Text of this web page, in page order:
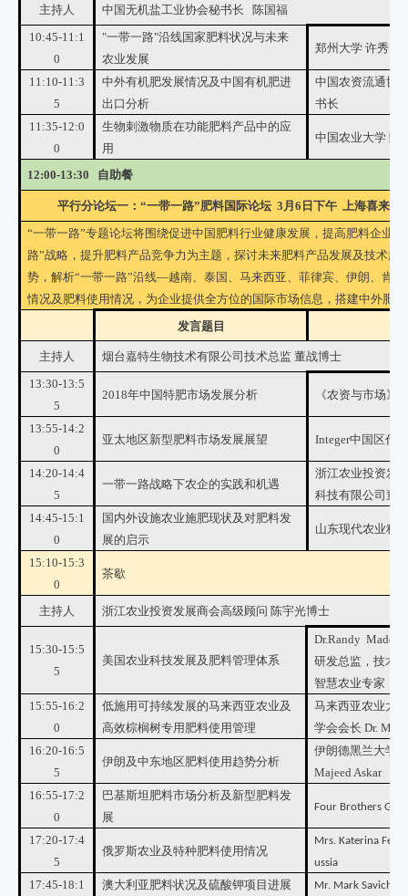
主持人
中国无机盐工业协会秘书长 陈国福
10:45-11:1
0
"一带一路"沿线国家肥料状况与未来
农业发展
郑州大学 许秀成
11:10-11:3
5
中外有机肥发展情况及中国有机肥进
出口分析
中国农资流通协
书长
11:35-12:0
0
生物刺激物质在功能肥料产品中的应
用
中国农业大学 陈
12:00-13:30 自助餐
平行分论坛一：“一带一路”肥料国际论坛 3月6日下午 上海喜来登
“一带一路”专题论坛将围绕促进中国肥料行业健康发展，提高肥料企业
路”战略，提升肥料产品竞争力为主题，探讨未来肥料产品发展及技术趋
势，解析“一带一路”沿线—越南、泰国、马来西亚、菲律宾、伊朗、肯
情况及肥料使用情况，为企业提供全方位的国际市场信息，搭建中外肥
发言题目
主持人
烟台嘉特生物技术有限公司技术总监 董战博士
13:30-13:5
5
2018年中国特肥市场发展分析 《农资与市场》
13:55-14:2
0
亚太地区新型肥料市场发展展望 Integer中国区代
14:20-14:4
5
一带一路战略下农企的实践和机遇
浙江农业投资发
科技有限公司董
14:45-15:1
0
国内外设施农业施肥现状及对肥料发
展的启示
山东现代农业科
15:10-15:3
0
茶歇
主持人 浙江农业投资发展商会高级顾问 陈宇光博士
15:30-15:5
5
美国农业科技发展及肥料管理体系
Dr.Randy
研发总监，技术
智慧农业专家
15:55-16:2
0
低施用可持续发展的马来西亚农业及
高效棕榈树专用肥料使用管理
马来西亚农业大
学会会长 Dr.
16:20-16:5
5
伊朗及中东地区肥料使用趋势分析
伊朗德黑兰大
Majeed Askar
16:55-17:2
0
巴基斯坦肥料市场分析及新型肥料发
展
Four Brothers
17:20-17:4
5
俄罗斯农业及特种肥料使用情况
Mrs. Katerina
ussia
17:45-18:1 澳大利亚肥料状况及硫酸钾项目进展 Mr. Mark Savich,